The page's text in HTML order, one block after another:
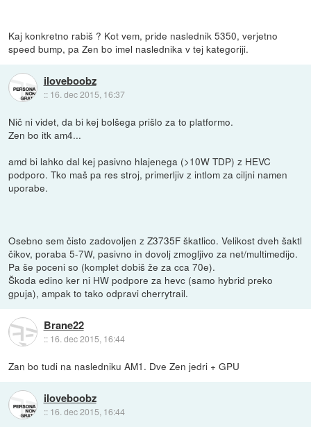
Kaj konkretno rabiš ? Kot vem, pride naslednik 5350, verjetno
speed bump, pa Zen bo imel naslednika v tej kategoriji.
iloveboobz
:: 16. dec 2015, 16:37
Nič ni videt, da bi kej bolšega prišlo za to platformo.
Zen bo itk am4...
amd bi lahko dal kej pasivno hlajenega (>10W TDP) z HEVC
podporo. Tko maš pa res stroj, primerljiv z intlom za ciljni namen
uporabe.
Osebno sem čisto zadovoljen z Z3735F škatlico. Velikost dveh šaktl
čikov, poraba 5-7W, pasivno in dovolj zmogljivo za net/multimedijo.
Pa še poceni so (komplet dobiš že za cca 70e).
Škoda edino ker ni HW podpore za hevc (samo hybrid preko
gpuja), ampak to tako odpravi cherrytrail.
Brane22
:: 16. dec 2015, 16:44
Zan bo tudi na nasledniku AM1. Dve Zen jedri + GPU
iloveboobz
:: 16. dec 2015, 16:44